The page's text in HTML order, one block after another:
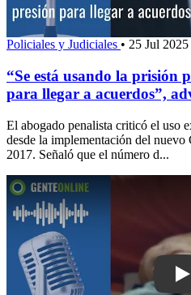
Policiales y Judiciales • 25 Jul 2025
“Se está usando la prisión
para llegar a acuerdos”,
El abogado penalista criticó el uso
desde la implementación del nuevo
2017. Señaló que el número d...